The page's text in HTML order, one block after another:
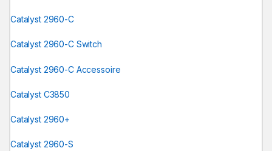
Catalyst 2960-C
Catalyst 2960-C Switch
Catalyst 2960-C Accessoire
Catalyst C3850
Catalyst 2960+
Catalyst 2960-S